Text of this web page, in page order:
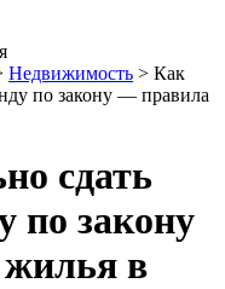
Недвижимость > Как
по закону — правила
сдать
по закону
в